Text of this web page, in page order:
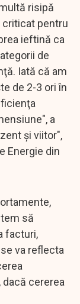
risipă
pentru
ieftină ca
de
Iată că am
de 2-3 ori în
a
şi viitor",
Energie din
să
facturi,
va reflecta
cererea